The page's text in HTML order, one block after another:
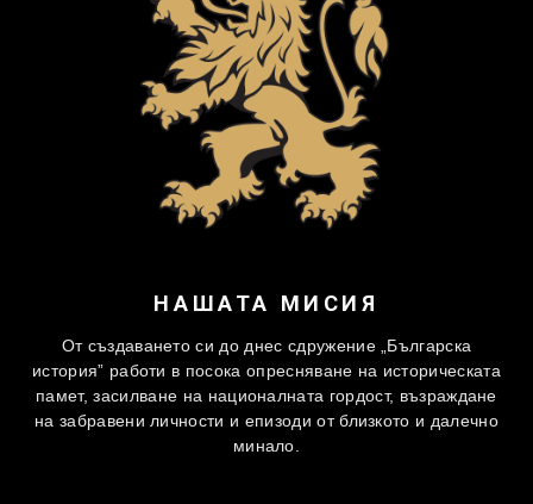
НАШАТА МИСИЯ
От създаването си до днес сдружение „Българска
история” работи в посока опресняване на историческата
памет, засилване на националната гордост, възраждане
на забравени личности и епизоди от близкото и далечно
минало.